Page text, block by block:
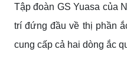
Tập đoàn GS Yuasa của
trí đứng đầu về thị phần
cung cấp cả hai dòng ắc